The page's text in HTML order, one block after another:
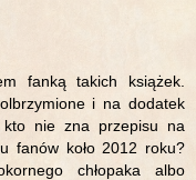
fanką takich książek.
i na dodatek
nie zna przepisu na
fanów koło 2012 roku?
chłopaka albo